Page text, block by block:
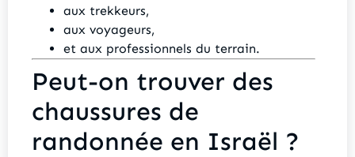
aux trekkeurs,
aux voyageurs,
et aux professionnels du terrain.
Peut-on trouver des
chaussures de
randonnée en Israël ?